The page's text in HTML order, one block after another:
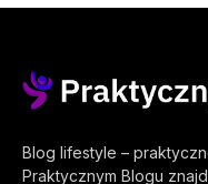
Blog lifestyle –
Praktycznym Blogu